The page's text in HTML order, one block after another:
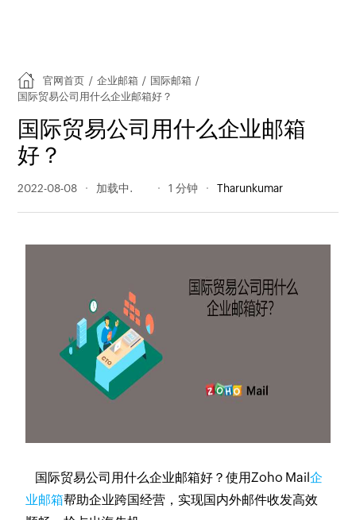
官网首页 / 企业邮箱 / 国际邮箱 /
国际贸易公司用什么企业邮箱好？
国际贸易公司用什么企业邮箱
好？
2022-08-08 515 阅读量 1 分钟 Tharunkumar
国际贸易公司用什么企业邮箱好？使用Zoho Mail企
业邮箱帮助企业跨国经营，实现国内外邮件收发高效